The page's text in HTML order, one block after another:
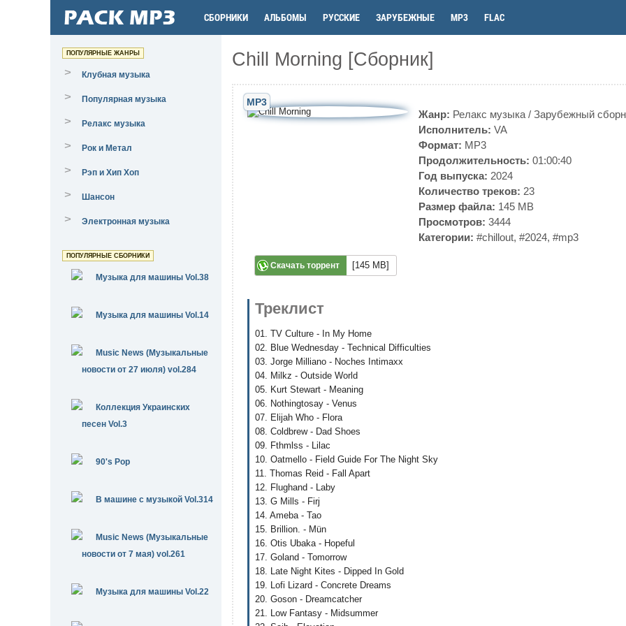
СБОРНИКИ АЛЬБОМЫ РУССКИЕ ЗАРУБЕЖНЫЕ MP3 FLAC
Chill Morning [Сборник]
MP3
Жанр: Релакс музыка / Зарубежный
Исполнитель: VA
Формат: MP3
Продолжительность: 01:00:40
Год выпуска: 2024
Количество треков: 23
Размер файла: 145 MB
Просмотров: 3444
Категории: #chillout, #2024, #mp3
Скачать торрент [145 MB]
Треклист
01. TV Culture - In My Home
02. Blue Wednesday - Technical Difficulties
03. Jorge Milliano - Noches Intimaxx
04. Milkz - Outside World
05. Kurt Stewart - Meaning
06. Nothingtosay - Venus
07. Elijah Who - Flora
08. Coldbrew - Dad Shoes
09. Fthmlss - Lilac
10. Oatmello - Field Guide For The Night Sky
11. Thomas Reid - Fall Apart
12. Flughand - Laby
13. G Mills - Firj
14. Ameba - Tao
15. Brillion. - Mün
16. Otis Ubaka - Hopeful
17. Goland - Tomorrow
18. Late Night Kites - Dipped In Gold
19. Lofi Lizard - Concrete Dreams
20. Goson - Dreamcatcher
21. Low Fantasy - Midsummer
ПОПУЛЯРНЫЕ ЖАНРЫ
> Клубная музыка
> Популярная музыка
> Релакс музыка
> Рок и Метал
> Рэп и Хип Хоп
> Шансон
> Электронная музыка
ПОПУЛЯРНЫЕ СБОРНИКИ
Музыка для машины Vol.38
Музыка для машины Vol.14
Music News (Музыкальные
новости от 27 июля) vol.284
Коллекция Украинских
песен Vol.3
90's Pop
В машине с музыкой Vol.314
Music News (Музыкальные
новости от 7 мая) vol.261
Музыка для машины Vol.22